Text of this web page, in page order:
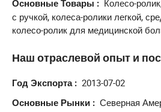
Основные Товары
Колесо-
с ручкой, колеса-ролики легкой,
колесо-ролик для медицинской
Наш отраслевой опыт и
Год Экспорта 2013-07-02
Основные Рынки Северная